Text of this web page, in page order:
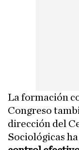
La formación
Congreso
dirección del
Sociológicas